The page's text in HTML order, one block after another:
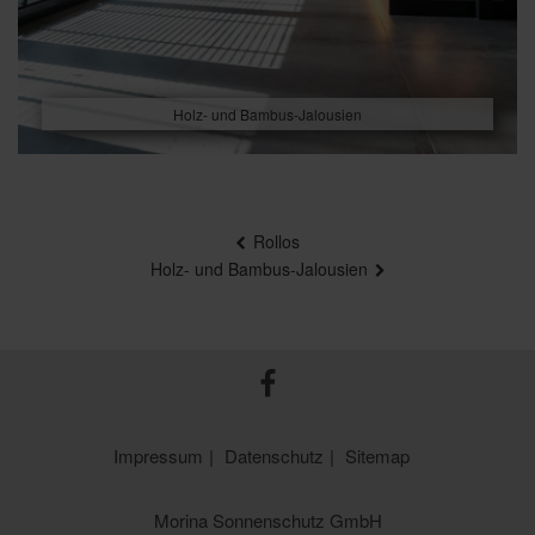
Holz- und Bambus-Jalousien
Rollos
Holz- und Bambus-Jalousien
Impressum Datenschutz Sitemap
Morina Sonnenschutz GmbH